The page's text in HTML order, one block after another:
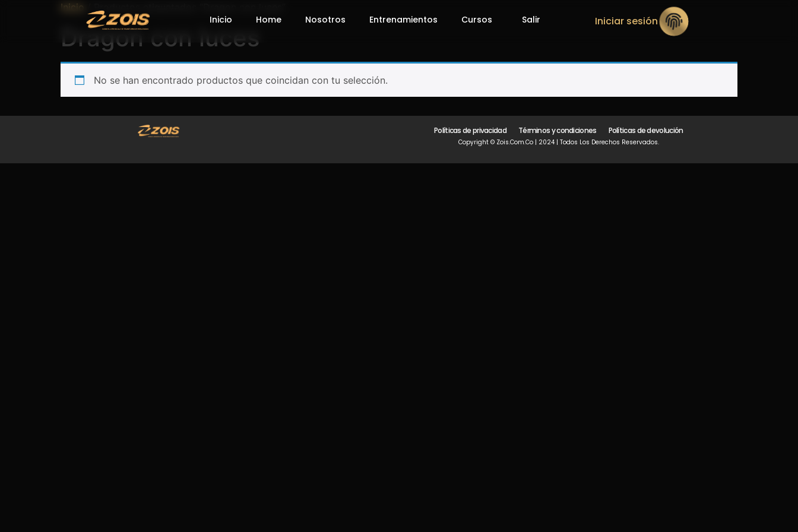
Inicio Home Nosotros Entrenamientos Cursos Salir Iniciar sesión
Inicio / Productos etiquetados “Dragon con luces”
Dragon con luces
No se han encontrado productos que coincidan con tu selección.
Políticas de privacidad Términos y condiciones Políticas de devolución
Copyright © Zois.com.co | 2024 | Todos Los Derechos Reservados.